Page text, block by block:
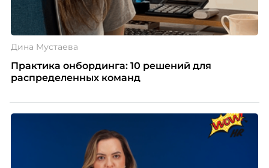
Дина Мустаева
Практика онбординга: 10 решений для
распределенных команд